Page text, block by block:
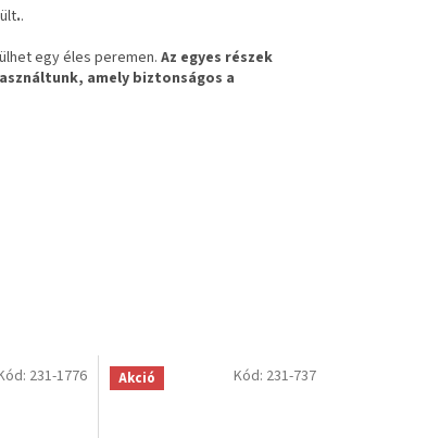
231-1776 Akció Kód: 231-737
..
egy éles peremen. Az egyes részek
amely biztonságos a